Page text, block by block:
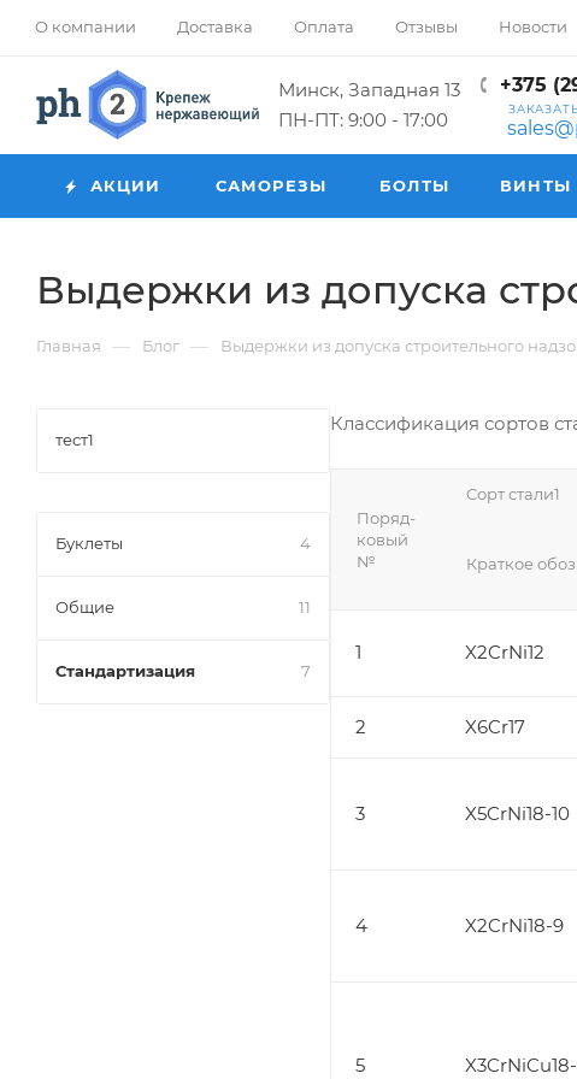
О компании Доставка Оплата Отзывы Новости
Минск, Западная 13
ПН-ПТ: 9:00 - 17:00
+375
АКЦИИ САМОРЕЗЫ БОЛТЫ ВИНТЫ
Выдержки из допуска
Главная — Блог — Выдержки из допуска строительного
Классификация сортов
Поряд-
ковый
№
Сорт стали1
Краткое
1 X2CrNi12
2 X6Cr17
3 X5CrNi18-10
4 X2CrNi18-9
5
тест1
Буклеты 4
Общие 11
Стандартизация 7